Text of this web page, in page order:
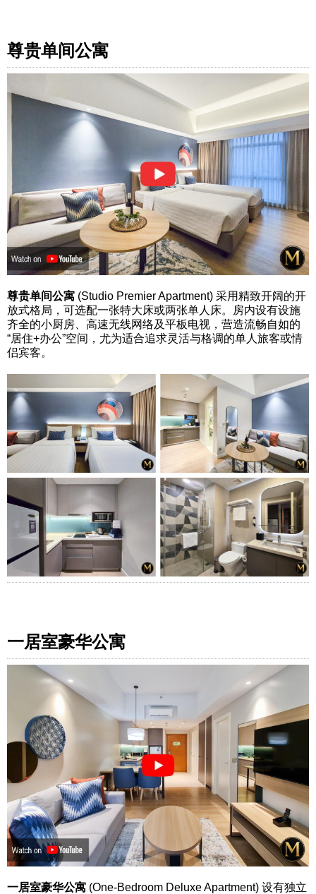
尊贵单间公寓
尊贵单间公寓 (Studio Premier Apartment) 采用精致开阔的开
放式格局，可选配一张特大床或两张单人床。房内设有设施
齐全的小厨房、高速无线网络及平板电视，营造流畅自如的
“居住+办公”空间，尤为适合追求灵活与格调的单人旅客或情
侣宾客。
一居室豪华公寓
一居室豪华公寓 (One-Bedroom Deluxe Apartment) 设有独立